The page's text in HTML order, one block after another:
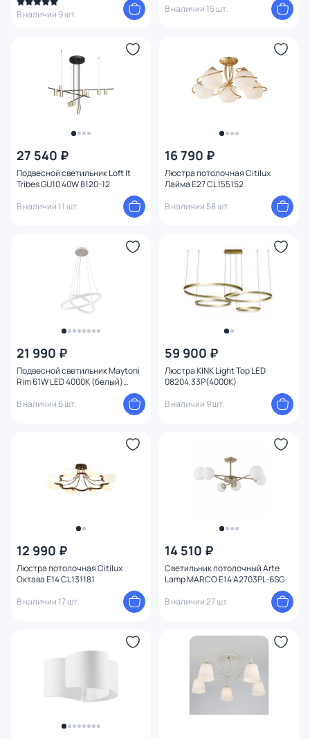
В наличии 9 шт. В наличии 15 шт.
27 540 ₽
Подвесной светильник Loft It
Tribes GU10 40W 8120-12
В наличии 11 шт.
16 790 ₽
Люстра потолочная Citilux
Лайма E27 CL155152
В наличии 58 шт.
21 990 ₽
Подвесной светильник Maytoni
Rim 61W LED 4000К (белый)
В наличии 6 шт.
59 900 ₽
Люстра KINK Light Тор LED
08204,33P(4000K)
В наличии 9 шт.
12 990 ₽
Люстра потолочная Citilux
Октава E14 CL131181
В наличии 17 шт.
14 510 ₽
Светильник потолочный Arte
Lamp MARCO E14 A2703PL-6SG
В наличии 27 шт.